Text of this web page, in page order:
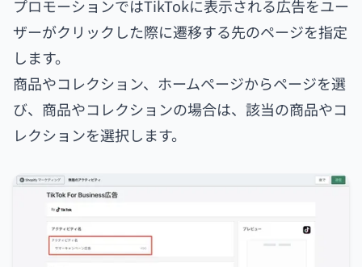
プロモーションではTikTokに表示される広告をユー
ザーがクリックした際に遷移する先のページを指定
します。
商品やコレクション、ホームページからページを選
び、商品やコレクションの場合は、該当の商品やコ
レクションを選択します。